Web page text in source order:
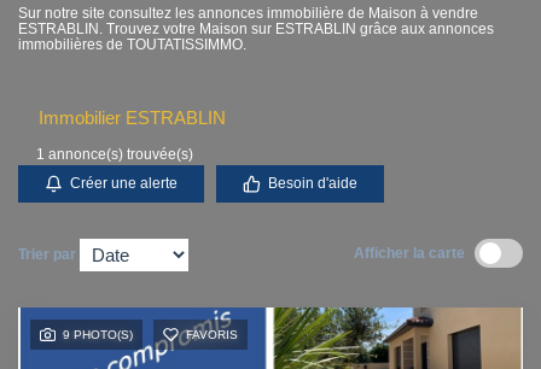
Contact
Accès clients
Sur notre site consultez les annonces immobilière de Maison à vendre
ESTRABLIN. Trouvez votre Maison sur ESTRABLIN grâce aux annonces
immobilières de TOUTATISSIMMO.
Immobilier ESTRABLIN
1 annonce(s) trouvée(s)
Créer une alerte
Besoin d'aide
Trier par Afficher la carte
9 PHOTO(S) FAVORIS